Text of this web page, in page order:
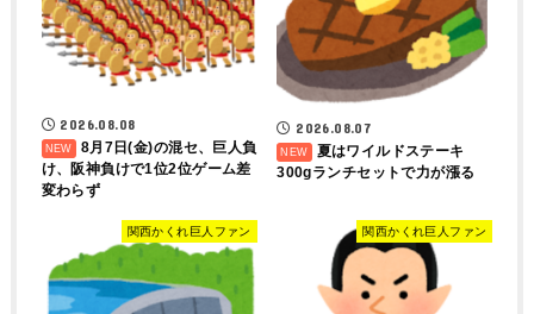
2026.08.08
8月7日(金)の混セ、巨人負
け、阪神負けで1位2位ゲーム差
変わらず
2026.08.07
夏はワイルドステーキ
300gランチセットで力が漲る
関西かくれ巨人ファン 関西かくれ巨人ファン